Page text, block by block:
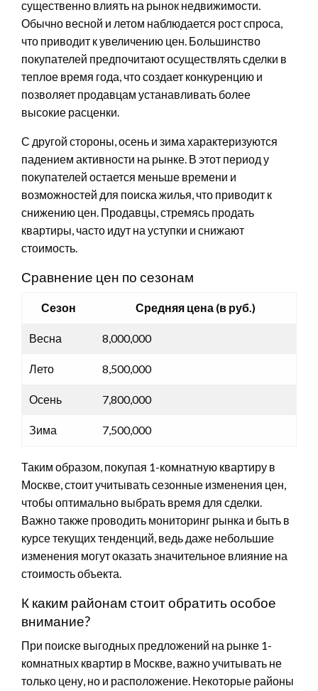
существенно влиять на рынок недвижимости.
Обычно весной и летом наблюдается рост спроса,
что приводит к увеличению цен. Большинство
покупателей предпочитают осуществлять сделки в
теплое время года, что создает конкуренцию и
позволяет продавцам устанавливать более
высокие расценки.
С другой стороны, осень и зима характеризуются
падением активности на рынке. В этот период у
покупателей остается меньше времени и
возможностей для поиска жилья, что приводит к
снижению цен. Продавцы, стремясь продать
квартиры, часто идут на уступки и снижают
стоимость.
Сравнение цен по сезонам
Сезон Средняя цена (в руб.)
Весна 8,000,000
Лето 8,500,000
Осень 7,800,000
Зима 7,500,000
Таким образом, покупая 1-комнатную квартиру в
Москве, стоит учитывать сезонные изменения цен,
чтобы оптимально выбрать время для сделки.
Важно также проводить мониторинг рынка и быть в
курсе текущих тенденций, ведь даже небольшие
изменения могут оказать значительное влияние на
стоимость объекта.
К каким районам стоит обратить особое
внимание?
При поиске выгодных предложений на рынке 1-
комнатных квартир в Москве, важно учитывать не
только цену, но и расположение. Некоторые районы